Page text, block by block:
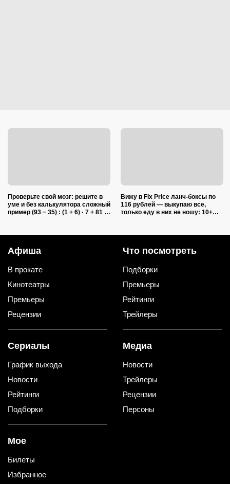
Проверьте свой мозг: решите в
уме и без калькулятора сложный
пример (93 − 35) : (1 + 6) · 7 + 81 :
Вижу в Fix Price ланч-боксы по
116 рублей — выкупаю все,
только еду в них не ношу: 10+
Афиша
В прокате
Кинотеатры
Премьеры
Рецензии
Что посмотреть
Подборки
Премьеры
Рейтинги
Трейлеры
Сериалы
График выхода
Новости
Рейтинги
Подборки
Медиа
Новости
Трейлеры
Рецензии
Персоны
Мое
Билеты
Избранное